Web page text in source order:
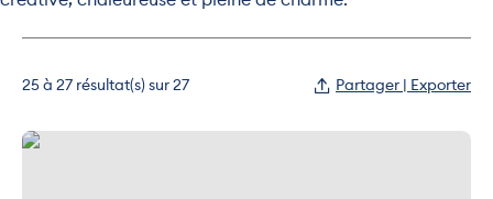
25 à 27 résultat(s) sur 27 Partager | Exporter
Bécassine